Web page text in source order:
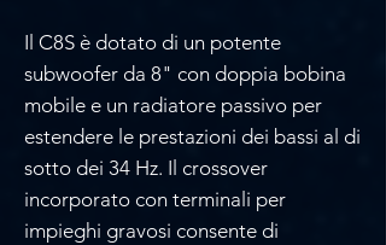
Il C8S è dotato di un potente
subwoofer da 8" con doppia bobina
mobile e un radiatore passivo per
estendere le prestazioni dei bassi al di
sotto dei 34 Hz. Il crossover
incorporato con terminali per
impieghi gravosi consente di